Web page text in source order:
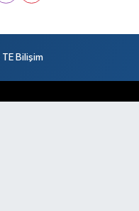
TE Bilişim